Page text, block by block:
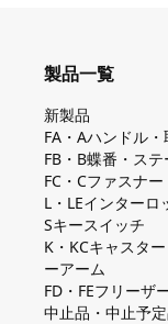
製品一覧
新製品
FA・Aハンドル
FB・B蝶番・ステ
FC・Cファスナ
L・LEインターロ
Sキースイッチ
K・KCキャスタ
ーアーム
FD・FEフリーザ
中止品・中止予